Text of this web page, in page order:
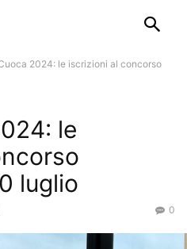
2024: le iscrizioni al concorso
le
luglio
0